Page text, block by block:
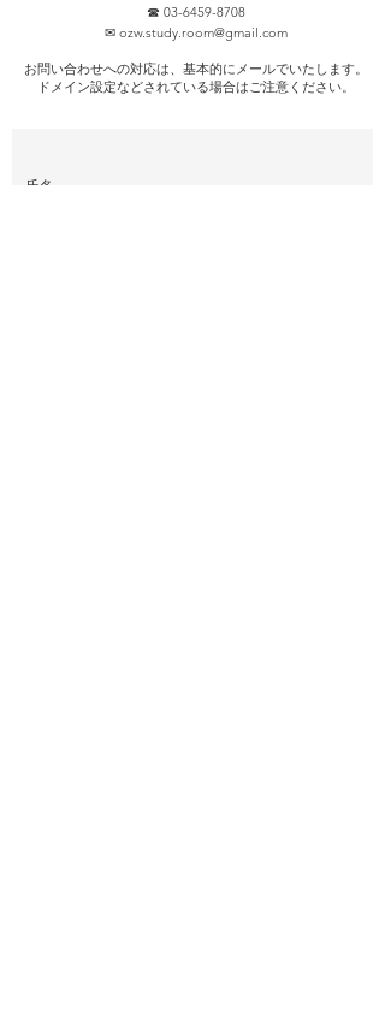
☎ 03-6459-8708
✉ ozw.study.room@gmail.com
お問い合わせへの対応は、基本的にメールでいたします。
​ドメイン設定などされている場合はご注意ください。